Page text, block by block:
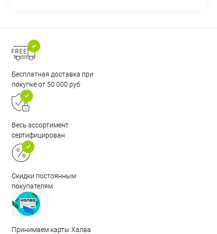
Бесплатная доставка при
покупке от 50 000 руб
Весь ассортимент
сертифицирован
Скидки постоянным
покупателям
Принимаем карты Халва